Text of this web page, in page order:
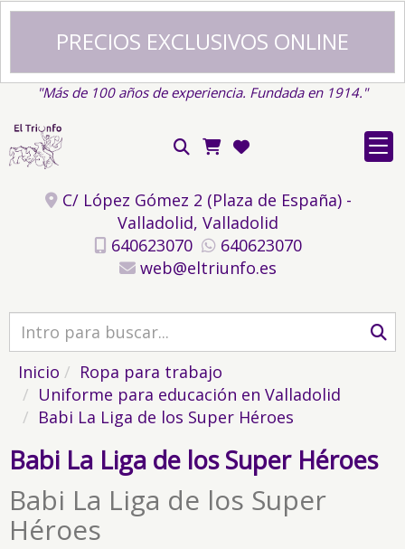
PRECIOS EXCLUSIVOS ONLINE
"Más de 100 años de experiencia. Fundada en 1914."
C/ López Gómez 2 (Plaza de España) -
Valladolid, Valladolid
640623070
640623070
web
eltriunfo.es
Inicio
Ropa para trabajo
Uniforme para educación en Valladolid
Babi La Liga de los Super Héroes
Babi La Liga de los Super Héroes
Babi La Liga de los Super
Héroes